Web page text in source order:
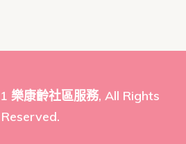
樂康齡社區服務, All Rights
Reserved.